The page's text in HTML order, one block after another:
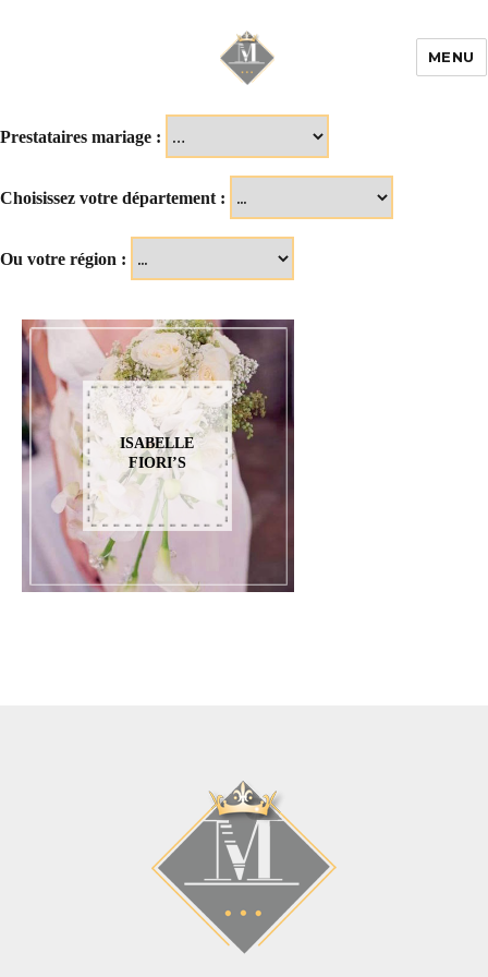
MENU
Prestataires mariage :
Choisissez votre département :
Ou votre région :
ISABELLE
FIORI’S